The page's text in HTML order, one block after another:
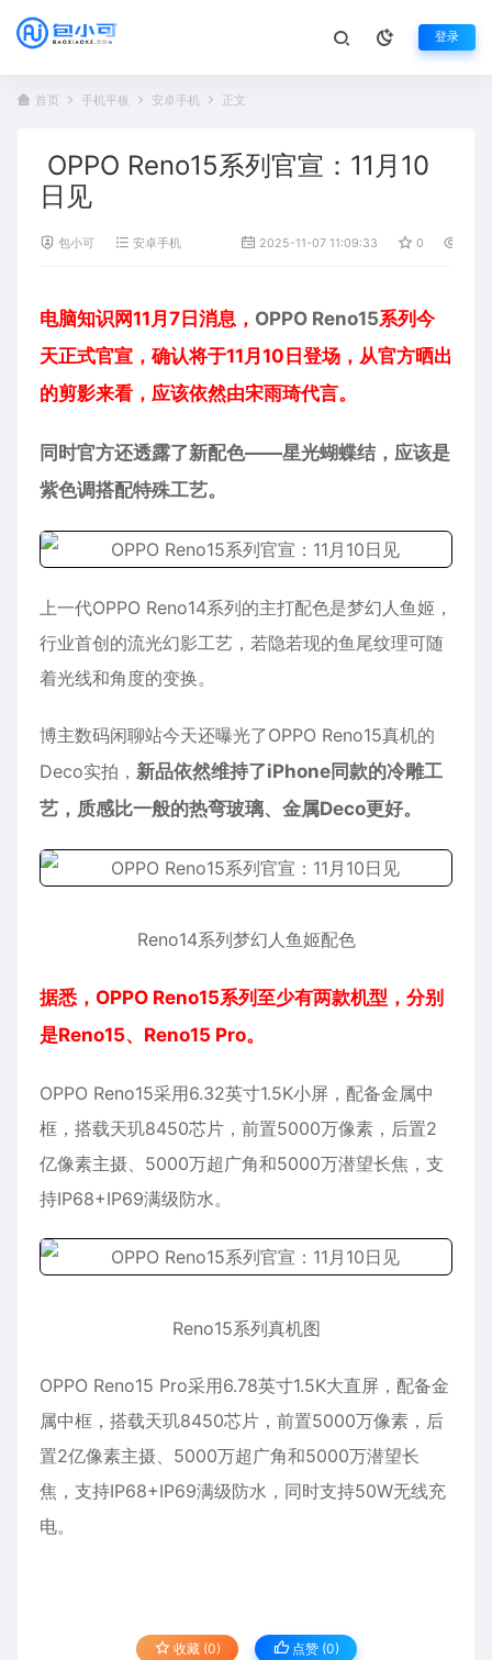
登录
首页 手机平板 安卓手机 正文
OPPO Reno15系列官宣：11月10
日见
包小可 安卓手机 2025-11-07 11:09:33 0
电脑知识网11月7日消息， OPPO Reno15系列今
天正式官宣，确认将于11月10日登场，从官方晒出
的剪影来看，应该依然由宋雨琦代言。
同时官方还透露了新配色——星光蝴蝶结，应该是
紫色调搭配特殊工艺。
上一代OPPO Reno14系列的主打配色是梦幻人鱼姬，
行业首创的流光幻影工艺，若隐若现的鱼尾纹理可随
着光线和角度的变换。
博主数码闲聊站今天还曝光了OPPO Reno15真机的
Deco实拍， 新品依然维持了iPhone同款的冷雕工
艺，质感比一般的热弯玻璃、金属Deco更好。
Reno14系列梦幻人鱼姬配色
据悉，OPPO Reno15系列至少有两款机型，分别
是Reno15、Reno15 Pro。
OPPO Reno15采用6.32英寸1.5K小屏，配备金属中
框，搭载天玑8450芯片，前置5000万像素，后置2
亿像素主摄、5000万超广角和5000万潜望长焦，支
持IP68+IP69满级防水。
Reno15系列真机图
OPPO Reno15 Pro采用6.78英寸1.5K大直屏，配备金
属中框，搭载天玑8450芯片，前置5000万像素，后
置2亿像素主摄、5000万超广角和5000万潜望长
焦，支持IP68+IP69满级防水，同时支持50W无线充
电。
收藏 (0) 点赞 (0)